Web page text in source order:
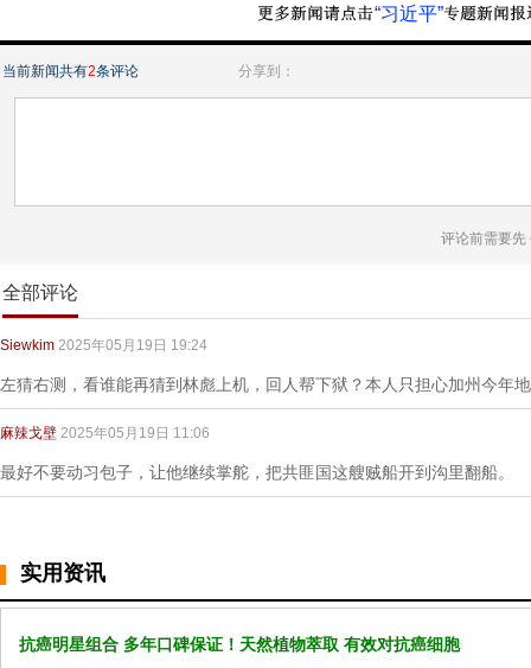
“习近平”
当前新闻共有2条评论 分享到：
评论前需要先
全部评论
Siewkim 2025年05月19日 19:24
左猜右测，看谁能再猜到林彪上机，回人帮下狱？本人只担心加州今年
麻辣戈壁 2025年05月19日 11:06
最好不要动习包子，让他继续掌舵，把共匪国这艘贼船开到沟里翻船。
实用资讯
抗癌明星组合 多年口碑保证！天然植物萃取 有效对抗癌细胞